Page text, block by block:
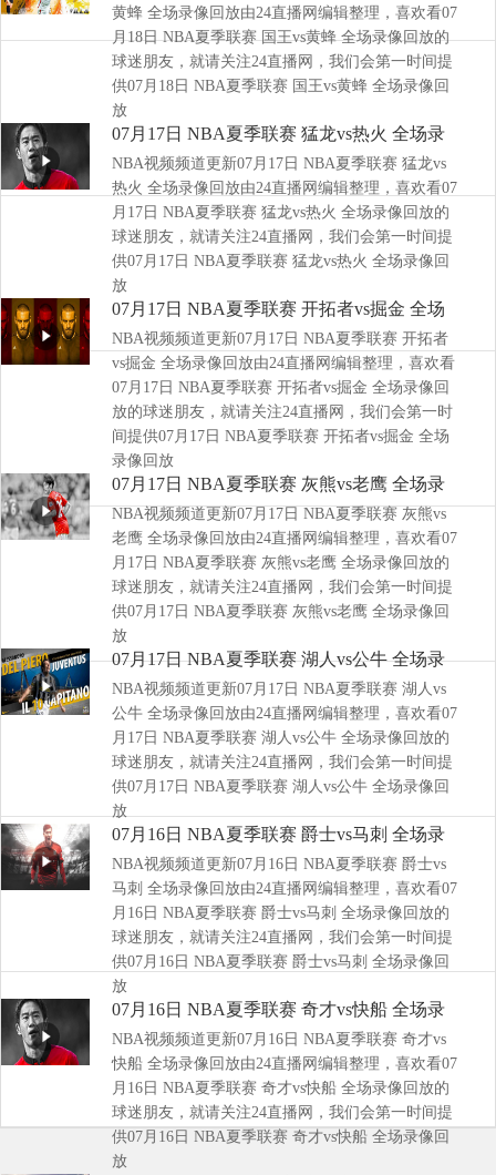
黄蜂 全场录像回放由24直播网编辑整理，喜欢看07
月18日 NBA夏季联赛 国王vs黄蜂 全场录像回放的
球迷朋友，就请关注24直播网，我们会第一时间提
供07月18日 NBA夏季联赛 国王vs黄蜂 全场录像回
放
07月17日 NBA夏季联赛 猛龙vs热火 全场录
像回放
NBA视频频道更新07月17日 NBA夏季联赛 猛龙vs
热火 全场录像回放由24直播网编辑整理，喜欢看07
月17日 NBA夏季联赛 猛龙vs热火 全场录像回放的
球迷朋友，就请关注24直播网，我们会第一时间提
供07月17日 NBA夏季联赛 猛龙vs热火 全场录像回
放
07月17日 NBA夏季联赛 开拓者vs掘金 全场
录像回放
NBA视频频道更新07月17日 NBA夏季联赛 开拓者
vs掘金 全场录像回放由24直播网编辑整理，喜欢看
07月17日 NBA夏季联赛 开拓者vs掘金 全场录像回
放的球迷朋友，就请关注24直播网，我们会第一时
间提供07月17日 NBA夏季联赛 开拓者vs掘金 全场
录像回放
07月17日 NBA夏季联赛 灰熊vs老鹰 全场录
像回放
NBA视频频道更新07月17日 NBA夏季联赛 灰熊vs
老鹰 全场录像回放由24直播网编辑整理，喜欢看07
月17日 NBA夏季联赛 灰熊vs老鹰 全场录像回放的
球迷朋友，就请关注24直播网，我们会第一时间提
供07月17日 NBA夏季联赛 灰熊vs老鹰 全场录像回
放
07月17日 NBA夏季联赛 湖人vs公牛 全场录
像回放
NBA视频频道更新07月17日 NBA夏季联赛 湖人vs
公牛 全场录像回放由24直播网编辑整理，喜欢看07
月17日 NBA夏季联赛 湖人vs公牛 全场录像回放的
球迷朋友，就请关注24直播网，我们会第一时间提
供07月17日 NBA夏季联赛 湖人vs公牛 全场录像回
放
07月16日 NBA夏季联赛 爵士vs马刺 全场录
像回放
NBA视频频道更新07月16日 NBA夏季联赛 爵士vs
马刺 全场录像回放由24直播网编辑整理，喜欢看07
月16日 NBA夏季联赛 爵士vs马刺 全场录像回放的
球迷朋友，就请关注24直播网，我们会第一时间提
供07月16日 NBA夏季联赛 爵士vs马刺 全场录像回
放
07月16日 NBA夏季联赛 奇才vs快船 全场录
像回放
NBA视频频道更新07月16日 NBA夏季联赛 奇才vs
快船 全场录像回放由24直播网编辑整理，喜欢看07
月16日 NBA夏季联赛 奇才vs快船 全场录像回放的
球迷朋友，就请关注24直播网，我们会第一时间提
供07月16日 NBA夏季联赛 奇才vs快船 全场录像回
放